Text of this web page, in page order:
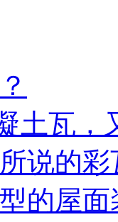
土瓦，
说的
的屋